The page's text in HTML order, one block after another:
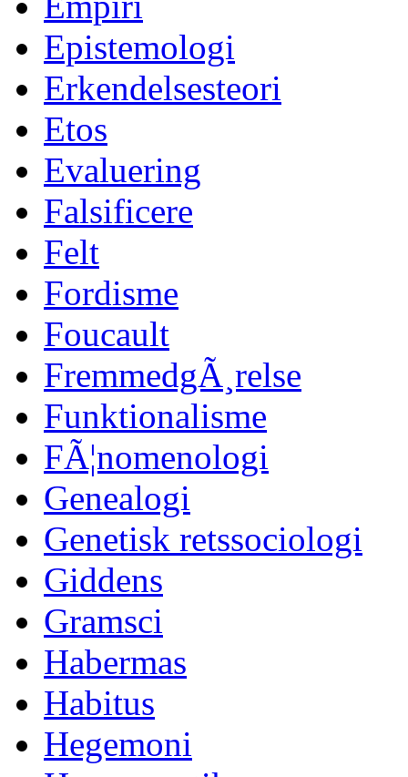
Epistemologi
Erkendelsesteori
Etos
Evaluering
Falsificere
Felt
Fordisme
Foucault
FremmedgÃ¸relse
Funktionalisme
FÃ¦nomenologi
Genealogi
Genetisk retssociologi
Giddens
Gramsci
Habermas
Habitus
Hegemoni